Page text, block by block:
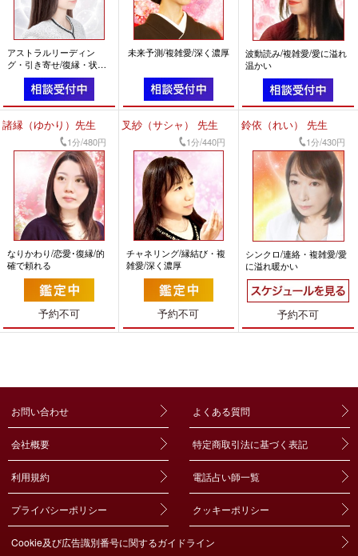
アストラルリーディン
グ・引き寄せ/復縁・状況
好転/前向きになれる
未来予測/複雑愛/深く濃厚
波動読み/複雑愛/愛に溢れ
温かい
諸縁（ゆかり）先生
1分/480円
なりかわり/恋愛･復縁/的
確で頼れる
予約不可
叉紗（サシャ） 先生
1分/440円
チャネリング/縁結び・複
雑愛/深く濃厚
予約不可
鈴依（れい） 先生
1分/430円
シンクロ/連絡・複雑愛/愛
に溢れ暖かい
予約不可
お問い合わせ よくある質問
会社概要 特定商取引法に基づく表記
利用規約 電話占い師一覧
プライバシーポリシー クッキーポリシー
Cookie及び広告識別番号に関するガイドライン